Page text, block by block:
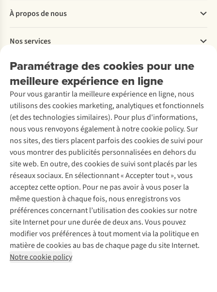
Paramétrage des cookies pour une
meilleure expérience en ligne
Pour vous garantir la meilleure expérience en ligne, nous
utilisons des cookies marketing, analytiques et fonctionnels
(et des technologies similaires). Pour plus d'informations,
nous vous renvoyons également à notre cookie policy. Sur
nos sites, des tiers placent parfois des cookies de suivi pour
vous montrer des publicités personnalisées en dehors du
site web. En outre, des cookies de suivi sont placés par les
réseaux sociaux. En sélectionnant « Accepter tout », vous
acceptez cette option. Pour ne pas avoir à vous poser la
même question à chaque fois, nous enregistrons vos
préférences concernant l’utilisation des cookies sur notre
site Internet pour une durée de deux ans. Vous pouvez
modifier vos préférences à tout moment via la politique en
matière de cookies au bas de chaque page du site Internet.
Notre cookie policy
Commander
Payer
Livraison
Rétractation d'une commande
Entretien & réparations
Garantie
Contactez-nous
À propos de nous
Explore More
À propos d’Ayacucho
Nos magasins
À propos d’A.S.Adventure
Déclaration d'accessibilité
Nos services
Location / Location sports d’hiver
Seconde-main
Entretien de ski
Service de lavage
Entretien de chaussures
Réparation de chaussures
Réparation de vêtements
Retouches
Pour les entreprises
Découvrez
Explore Camp
Gear Check
Expertise & conseils
Abonnez-vous à la newsletter
Suivez-nous
Mentions légales
Politique de confidentialité
Conditions générales
Cookie Policy
AS Adventure Luxemburg SA,